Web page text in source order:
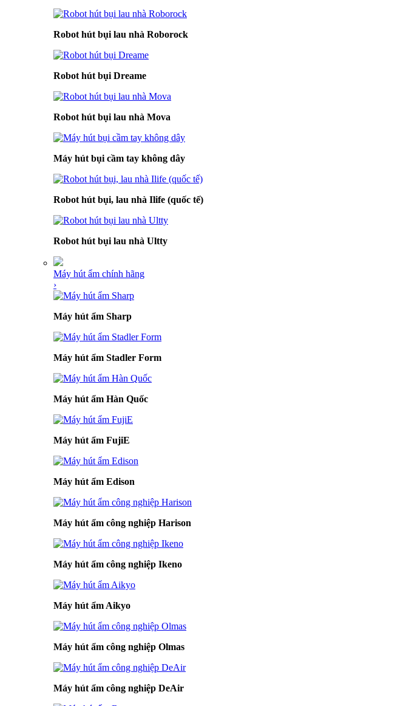
Robot hút bụi lau nhà Roborock
Robot hút bụi Dreame
Robot hút bụi lau nhà Mova
Máy hút bụi cầm tay không dây
Robot hút bụi, lau nhà Ilife (quốc tế)
Robot hút bụi lau nhà Ultty
Máy hút ẩm chính hãng
›
Máy hút ẩm Sharp
Máy hút ẩm Stadler Form
Máy hút ẩm Hàn Quốc
Máy hút ẩm FujiE
Máy hút ẩm Edison
Máy hút ẩm công nghiệp Harison
Máy hút ẩm công nghiệp Ikeno
Máy hút ẩm Aikyo
Máy hút ẩm công nghiệp Olmas
Máy hút ẩm công nghiệp DeAir